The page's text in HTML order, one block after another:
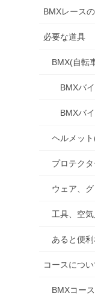
BMXレース
必要な道具
BMX(自転
BMXバ
BMXバ
ヘルメッ
プロテクタ
ウェア、
工具、空
あると便
コースについ
BMXコー